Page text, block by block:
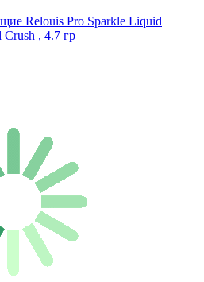
Relouis Pro Sparkle Liquid
Crush , 4.7 гр